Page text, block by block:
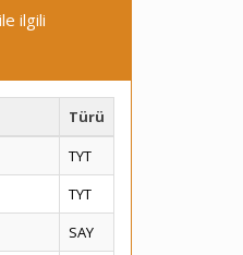
ilgili
Türü
TYT
TYT
SAY